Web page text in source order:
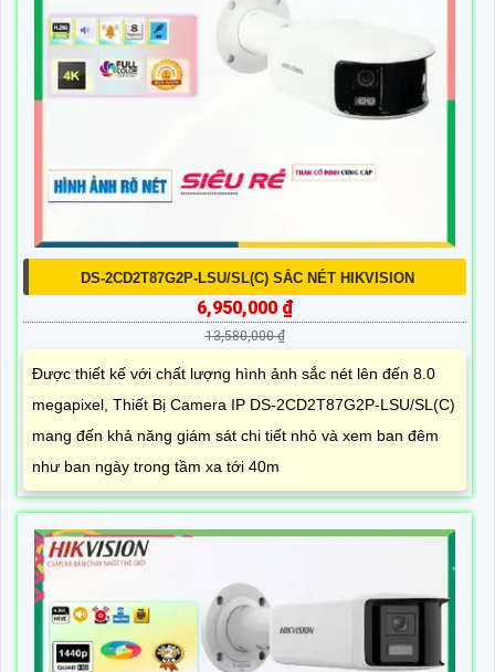
DS-2CD2T87G2P-LSU/SL(C) SẮC NÉT HIKVISION
6,950,000 ₫
13,580,000 ₫
Được thiết kế với chất lượng hình ảnh sắc nét lên đến 8.0
megapixel, Thiết Bị Camera IP DS-2CD2T87G2P-LSU/SL(C)
mang đến khả năng giám sát chi tiết nhỏ và xem ban đêm
như ban ngày trong tầm xa tới 40m